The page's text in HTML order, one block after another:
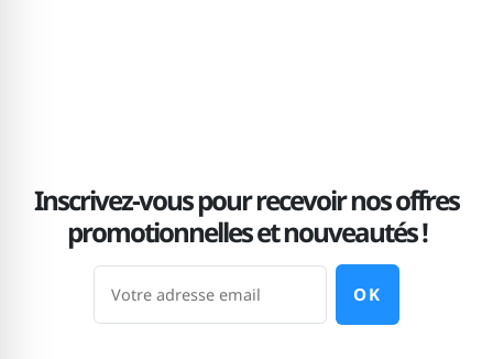
Inscrivez-vous pour recevoir nos offres
promotionnelles et nouveautés !
OK